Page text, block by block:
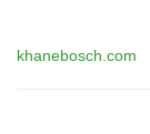
khanebosch.com